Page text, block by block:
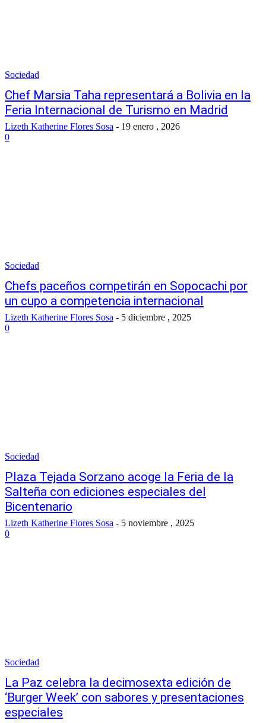
Sociedad
Chef Marsia Taha representará a Bolivia en la
Feria Internacional de Turismo en Madrid
Lizeth Katherine Flores Sosa - 19 enero , 2026
0
Sociedad
Chefs paceños competirán en Sopocachi por
un cupo a competencia internacional
Lizeth Katherine Flores Sosa - 5 diciembre , 2025
0
Sociedad
Plaza Tejada Sorzano acoge la Feria de la
Salteña con ediciones especiales del
Bicentenario
Lizeth Katherine Flores Sosa - 5 noviembre , 2025
0
Sociedad
La Paz celebra la decimosexta edición de
‘Burger Week’ con sabores y presentaciones
especiales